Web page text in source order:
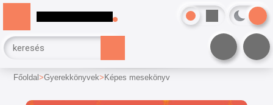
Főoldal Gyerekkönyvek Képes mesekönyv